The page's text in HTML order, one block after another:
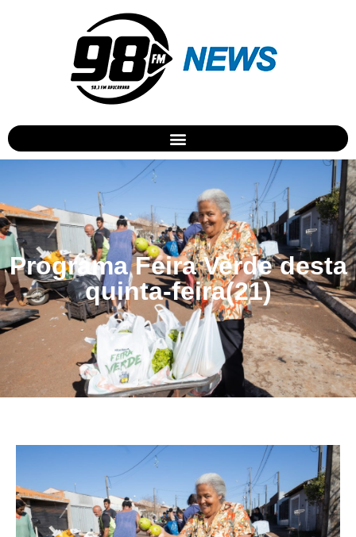
Programa Feira Verde desta
quinta-feira(21)